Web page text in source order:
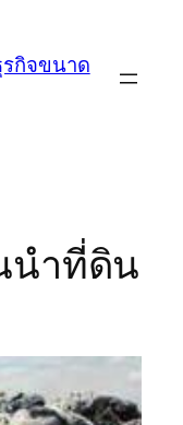
รกิจขนาด
นำที่ดิน